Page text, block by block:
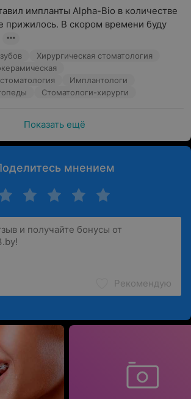
операции, выполняется
имплантата. Также
решение о возможности
или спустя некоторое время (3–4
установку постоянной коронки.
импланты Alpha-Bio в количестве
прижилось. В скором времени буду
Хирургическая стоматология
Имплантологи
Стоматологи-хирурги
Показать ещё
мнением
Рекомендую